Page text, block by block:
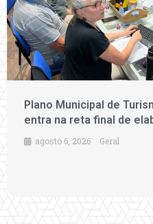
Plano Municipal de
entra na reta final de
agosto 6, 2026 Geral